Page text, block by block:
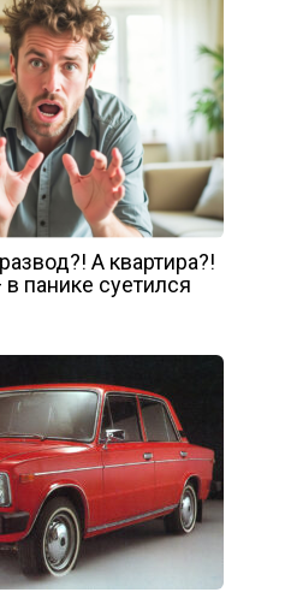
А квартира?!
панике суетился